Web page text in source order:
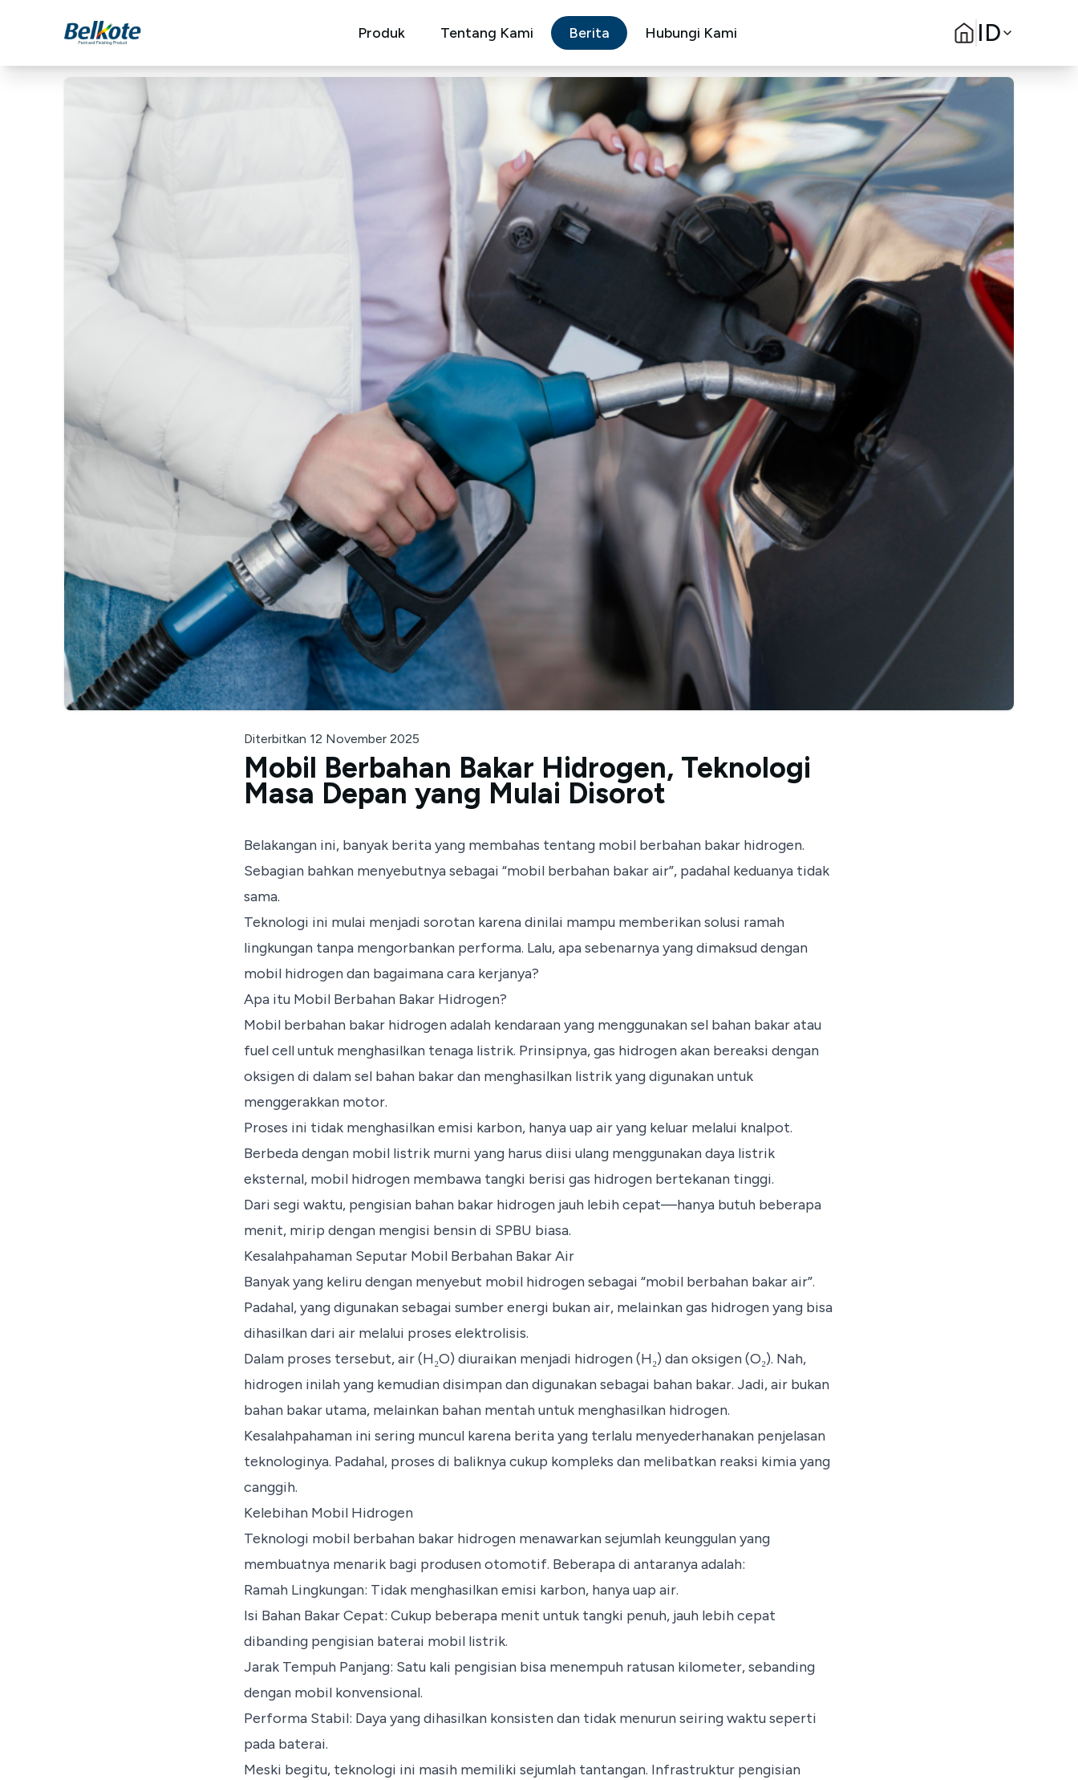
Produk Tentang Kami Berita Hubungi Kami ID
Diterbitkan 12 November 2025
Mobil Berbahan Bakar Hidrogen, Teknologi
Masa Depan yang Mulai Disorot
Belakangan ini, banyak berita yang membahas tentang mobil berbahan bakar hidrogen.
Sebagian bahkan menyebutnya sebagai “mobil berbahan bakar air”, padahal keduanya tidak
sama.
Teknologi ini mulai menjadi sorotan karena dinilai mampu memberikan solusi ramah
lingkungan tanpa mengorbankan performa. Lalu, apa sebenarnya yang dimaksud dengan
mobil hidrogen dan bagaimana cara kerjanya?
Apa itu Mobil Berbahan Bakar Hidrogen?
Mobil berbahan bakar hidrogen adalah kendaraan yang menggunakan sel bahan bakar atau
fuel cell untuk menghasilkan tenaga listrik. Prinsipnya, gas hidrogen akan bereaksi dengan
oksigen di dalam sel bahan bakar dan menghasilkan listrik yang digunakan untuk
menggerakkan motor.
Proses ini tidak menghasilkan emisi karbon, hanya uap air yang keluar melalui knalpot.
Berbeda dengan mobil listrik murni yang harus diisi ulang menggunakan daya listrik
eksternal, mobil hidrogen membawa tangki berisi gas hidrogen bertekanan tinggi.
Dari segi waktu, pengisian bahan bakar hidrogen jauh lebih cepat—hanya butuh beberapa
menit, mirip dengan mengisi bensin di SPBU biasa.
Kesalahpahaman Seputar Mobil Berbahan Bakar Air
Banyak yang keliru dengan menyebut mobil hidrogen sebagai “mobil berbahan bakar air”.
Padahal, yang digunakan sebagai sumber energi bukan air, melainkan gas hidrogen yang bisa
dihasilkan dari air melalui proses elektrolisis.
Dalam proses tersebut, air (H₂O) diuraikan menjadi hidrogen (H₂) dan oksigen (O₂). Nah,
hidrogen inilah yang kemudian disimpan dan digunakan sebagai bahan bakar. Jadi, air bukan
bahan bakar utama, melainkan bahan mentah untuk menghasilkan hidrogen.
Kesalahpahaman ini sering muncul karena berita yang terlalu menyederhanakan penjelasan
teknologinya. Padahal, proses di baliknya cukup kompleks dan melibatkan reaksi kimia yang
canggih.
Kelebihan Mobil Hidrogen
Teknologi mobil berbahan bakar hidrogen menawarkan sejumlah keunggulan yang
membuatnya menarik bagi produsen otomotif. Beberapa di antaranya adalah:
Ramah Lingkungan: Tidak menghasilkan emisi karbon, hanya uap air.
Isi Bahan Bakar Cepat: Cukup beberapa menit untuk tangki penuh, jauh lebih cepat
dibanding pengisian baterai mobil listrik.
Jarak Tempuh Panjang: Satu kali pengisian bisa menempuh ratusan kilometer, sebanding
dengan mobil konvensional.
Performa Stabil: Daya yang dihasilkan konsisten dan tidak menurun seiring waktu seperti
pada baterai.
Meski begitu, teknologi ini masih memiliki sejumlah tantangan. Infrastruktur pengisian